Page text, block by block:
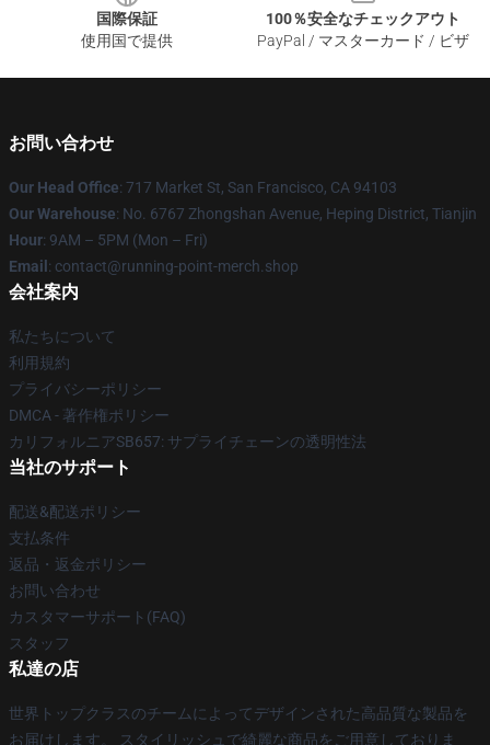
国際保証
使用国で提供
100％安全なチェックアウト
PayPal / マスターカード / ビザ
お問い合わせ
Our Head Office: 717 Market St, San Francisco, CA 94103
Our Warehouse: No. 6767 Zhongshan Avenue, Heping District, Tianjin
Hour: 9AM – 5PM (Mon – Fri)
Email : contact@running-point-merch.shop
会社案内
私たちについて
利用規約
プライバシーポリシー
DMCA - 著作権ポリシー
カリフォルニアSB657: サプライチェーンの透明性法
当社のサポート
配送&配送ポリシー
支払条件
返品・返金ポリシー
お問い合わせ
カスタマーサポート(FAQ)
スタッフ
私達の店
世界トップクラスのチームによってデザインされた高品質な製品を
お届けします。 スタイリッシュで綺麗な商品をご用意しておりま